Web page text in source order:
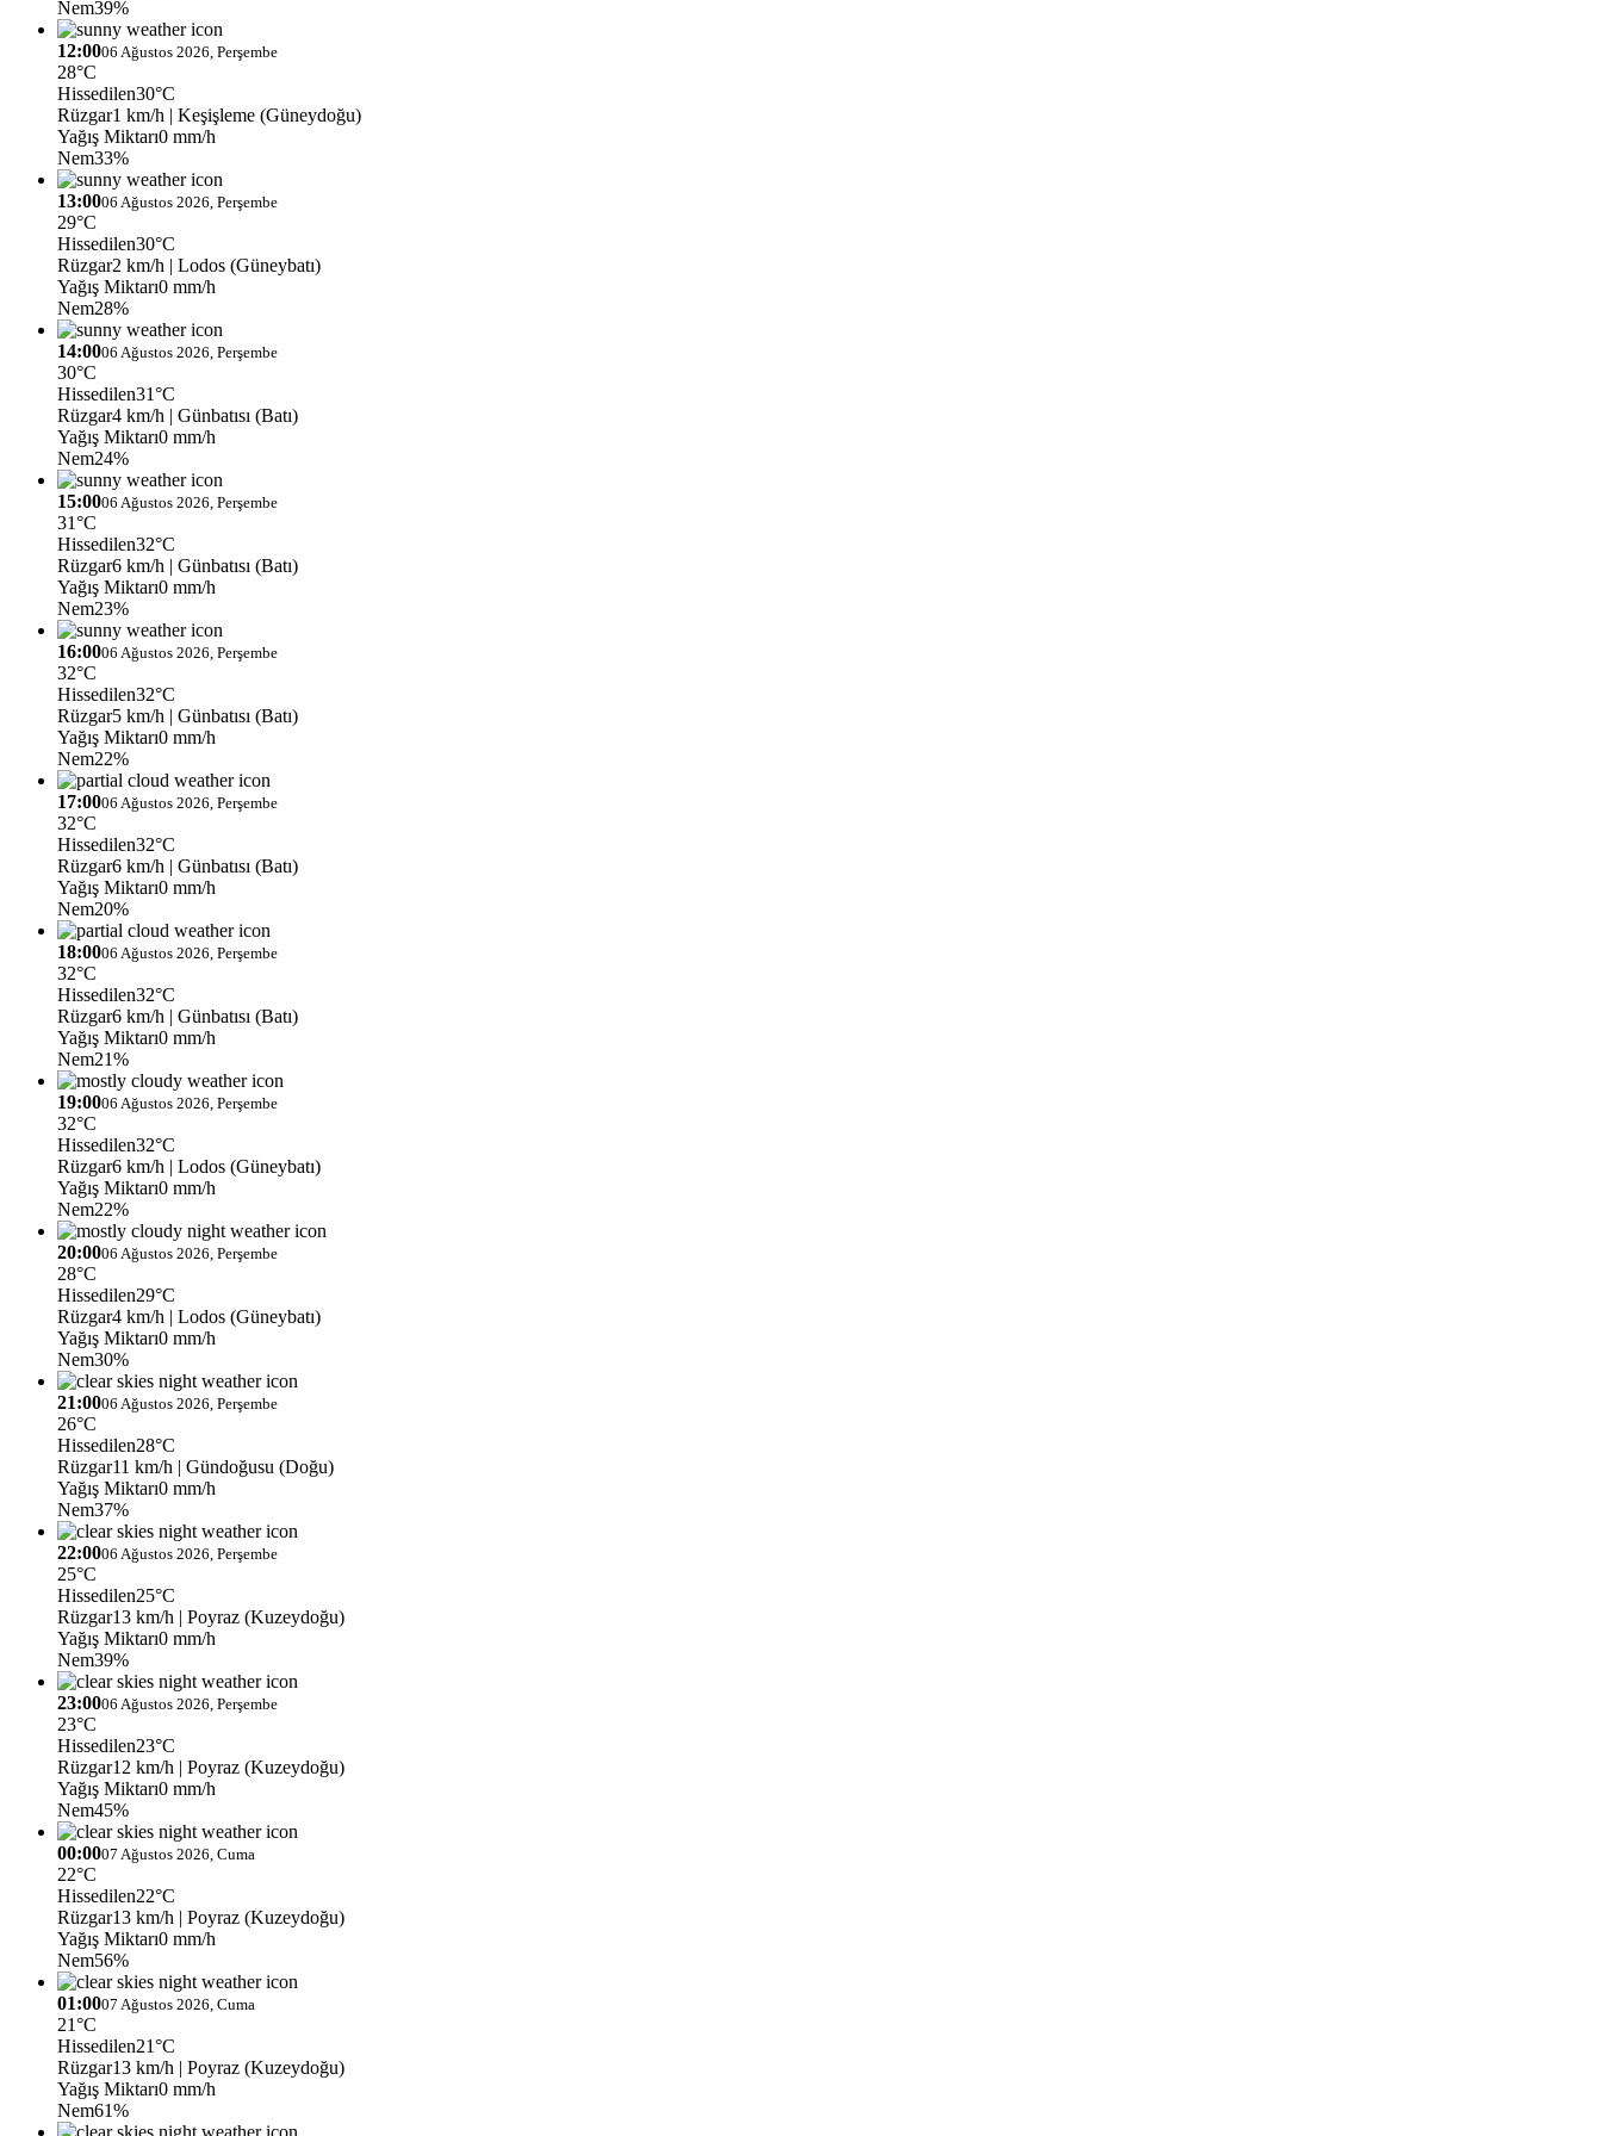
Nem39%
12:0006 Ağustos 2026, Perşembe
28°C
Hissedilen30°C
Rüzgar1 km/h | Keşişleme (Güneydoğu)
Yağış Miktarı0 mm/h
Nem33%
13:0006 Ağustos 2026, Perşembe
29°C
Hissedilen30°C
Rüzgar2 km/h | Lodos (Güneybatı)
Yağış Miktarı0 mm/h
Nem28%
14:0006 Ağustos 2026, Perşembe
30°C
Hissedilen31°C
Rüzgar4 km/h | Günbatısı (Batı)
Yağış Miktarı0 mm/h
Nem24%
15:0006 Ağustos 2026, Perşembe
31°C
Hissedilen32°C
Rüzgar6 km/h | Günbatısı (Batı)
Yağış Miktarı0 mm/h
Nem23%
16:0006 Ağustos 2026, Perşembe
32°C
Hissedilen32°C
Rüzgar5 km/h | Günbatısı (Batı)
Yağış Miktarı0 mm/h
Nem22%
17:0006 Ağustos 2026, Perşembe
32°C
Hissedilen32°C
Rüzgar6 km/h | Günbatısı (Batı)
Yağış Miktarı0 mm/h
Nem20%
18:0006 Ağustos 2026, Perşembe
32°C
Hissedilen32°C
Rüzgar6 km/h | Günbatısı (Batı)
Yağış Miktarı0 mm/h
Nem21%
19:0006 Ağustos 2026, Perşembe
32°C
Hissedilen32°C
Rüzgar6 km/h | Lodos (Güneybatı)
Yağış Miktarı0 mm/h
Nem22%
20:0006 Ağustos 2026, Perşembe
28°C
Hissedilen29°C
Rüzgar4 km/h | Lodos (Güneybatı)
Yağış Miktarı0 mm/h
Nem30%
21:0006 Ağustos 2026, Perşembe
26°C
Hissedilen28°C
Rüzgar11 km/h | Gündoğusu (Doğu)
Yağış Miktarı0 mm/h
Nem37%
22:0006 Ağustos 2026, Perşembe
25°C
Hissedilen25°C
Rüzgar13 km/h | Poyraz (Kuzeydoğu)
Yağış Miktarı0 mm/h
Nem39%
23:0006 Ağustos 2026, Perşembe
23°C
Hissedilen23°C
Rüzgar12 km/h | Poyraz (Kuzeydoğu)
Yağış Miktarı0 mm/h
Nem45%
00:0007 Ağustos 2026, Cuma
22°C
Hissedilen22°C
Rüzgar13 km/h | Poyraz (Kuzeydoğu)
Yağış Miktarı0 mm/h
Nem56%
01:0007 Ağustos 2026, Cuma
21°C
Hissedilen21°C
Rüzgar13 km/h | Poyraz (Kuzeydoğu)
Yağış Miktarı0 mm/h
Nem61%